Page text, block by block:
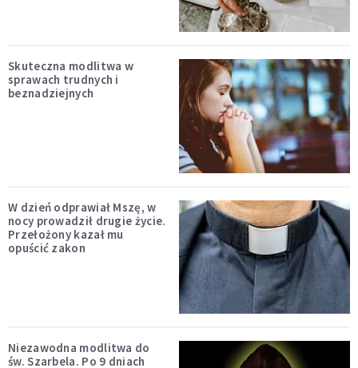
Skuteczna modlitwa w
sprawach trudnych i
beznadziejnych
W dzień odprawiał Mszę, w
nocy prowadził drugie życie.
Przełożony kazał mu
opuścić zakon
Niezawodna modlitwa do
św. Szarbela. Po 9 dniach